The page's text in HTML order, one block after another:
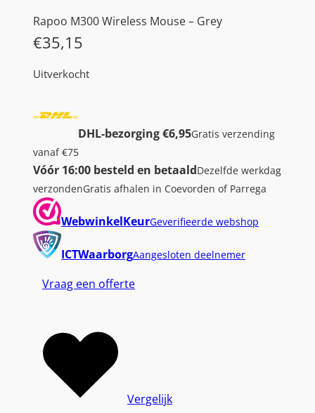
Rapoo M300 Wireless Mouse – Grey
€35,15
Uitverkocht
DHL-bezorging €6,95Gratis verzending
vanaf €75
Vóór 16:00 besteld en betaaldDezelfde werkdag
verzondenGratis afhalen in Coevorden of Parrega
WebwinkelKeurGeverifieerde webshop
ICTWaarborgAangesloten deelnemer
Vraag een offerte
Vergelijk